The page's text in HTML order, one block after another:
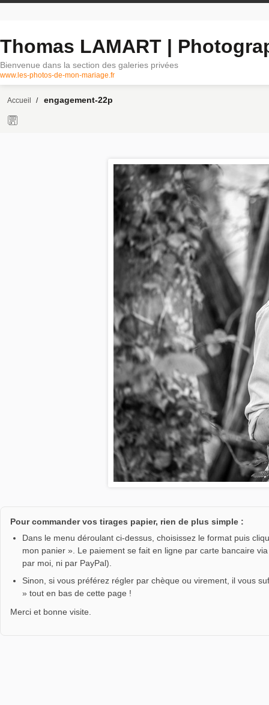
Thomas LAMART |
Bienvenue dans la section des galeries privées
www.les-photos-de-mon-mariage.fr
Accueil / engagement-22p
Pour commander vos tirages papier, rien de plus simple :
Dans le menu déroulant ci-dessus, choisissez le format puis
mon panier ». Le paiement se fait en ligne par carte bancaire
par moi, ni par PayPal).
Sinon, si vous préférez régler par chèque ou virement, il vous
» tout en bas de cette page !
Merci et bonne visite.